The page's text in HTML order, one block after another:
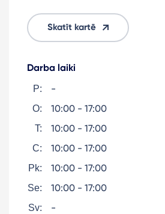
Skatīt kartē
Darba laiki
P: -
O: 10:00 - 17:00
T: 10:00 - 17:00
C: 10:00 - 17:00
Pk: 10:00 - 17:00
Se: 10:00 - 17:00
Sv: -